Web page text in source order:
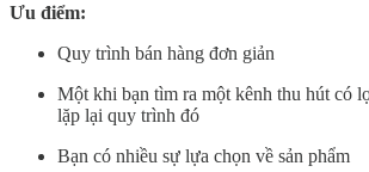
Ưu điểm:
Quy trình bán hàng đơn giản
Một khi bạn tìm ra một kênh thu hút có
lặp lại quy trình đó
Bạn có nhiều sự lựa chọn về sản phẩm